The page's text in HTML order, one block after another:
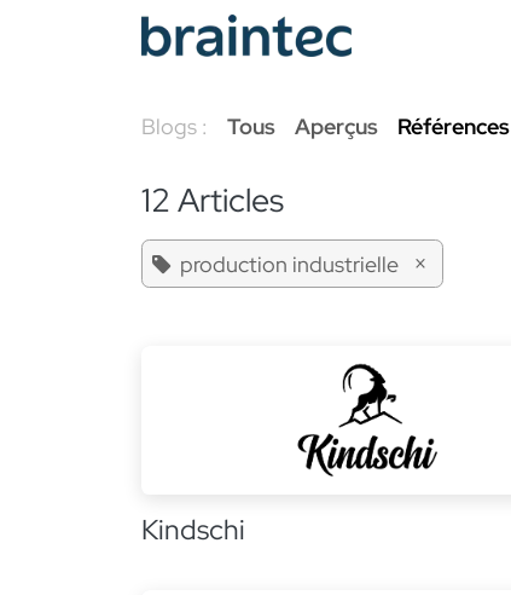
Se rendre au contenu
Blogs : Tous Aperçus Références
12 Articles
production industrielle ×
Kindschi